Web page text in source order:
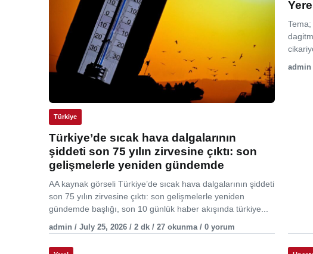
Türkiye
Türkiye’de sıcak hava dalgalarının
şiddeti son 75 yılın zirvesine çıktı: son
gelişmelerle yeniden gündemde
AA kaynak görseli Türkiye’de sıcak hava dalgalarının şiddeti
son 75 yılın zirvesine çıktı: son gelişmelerle yeniden
gündemde başlığı, son 10 günlük haber akışında türkiye...
admin / July 25, 2026 / 2 dk / 27 okunma / 0 yorum
admin